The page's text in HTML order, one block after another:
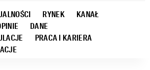
RYNEK
KANAŁ
DANE
PRACA I KARIERA